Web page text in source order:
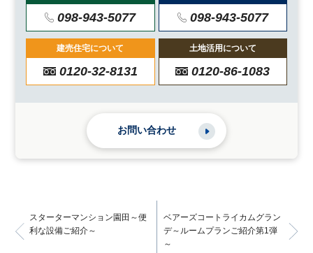
098-943-5077 098-943-5077
建売住宅について
0120-32-8131
土地活用について
0120-86-1083
お問い合わせ
スターターマンション園田～便
利な設備ご紹介～
ベアーズコートライカムグラン
デ～ルームプランご紹介第1弾
～